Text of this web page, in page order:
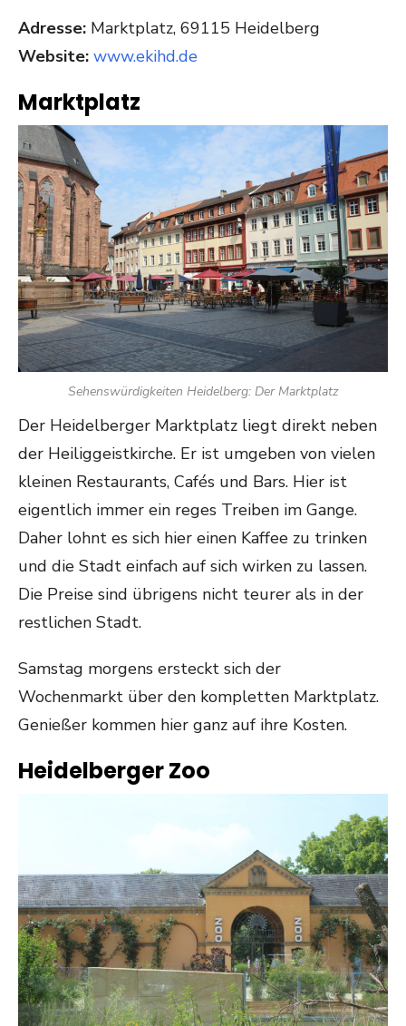
Adresse: Marktplatz, 69115 Heidelberg
Website: www.ekihd.de
Marktplatz
Sehenswürdigkeiten Heidelberg: Der Marktplatz
Der Heidelberger Marktplatz liegt direkt neben
der Heiliggeistkirche. Er ist umgeben von vielen
kleinen Restaurants, Cafés und Bars. Hier ist
eigentlich immer ein reges Treiben im Gange.
Daher lohnt es sich hier einen Kaffee zu trinken
und die Stadt einfach auf sich wirken zu lassen.
Die Preise sind übrigens nicht teurer als in der
restlichen Stadt.
Samstag morgens ersteckt sich der
Wochenmarkt über den kompletten Marktplatz.
Genießer kommen hier ganz auf ihre Kosten.
Heidelberger Zoo